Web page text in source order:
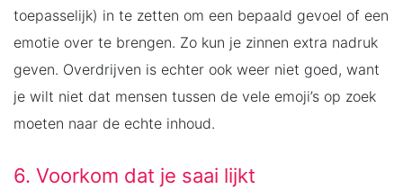
toepasselijk) in te zetten om een bepaald gevoel of een
emotie over te brengen. Zo kun je zinnen extra nadruk
geven. Overdrijven is echter ook weer niet goed, want
je wilt niet dat mensen tussen de vele emoji’s op zoek
moeten naar de echte inhoud.
6. Voorkom dat je saai lijkt